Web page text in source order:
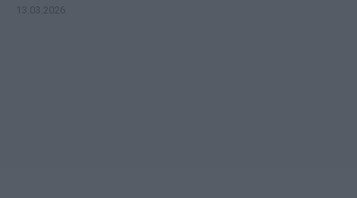
13.03.2026